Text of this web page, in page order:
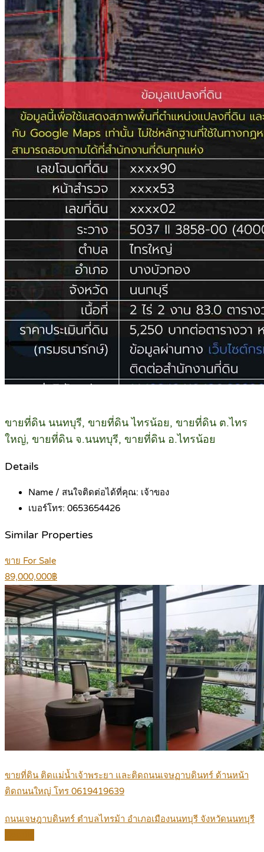
ขายที่ดิน นนทบุรี, ขายที่ดิน ไทรน้อย, ขายที่ดิน ต.ไทร
ใหญ่, ขายที่ดิน จ.นนทบุรี, ขายที่ดิน อ.ไทรน้อย
Details
Name / สนใจติดต่อได้ที่คุณ: เจ้าของ
เบอร์โทร: 0653654426
Similar Properties
ขาย For Sale
89,000,000฿
ขายที่ดิน ติดแม่น้ำเจ้าพระยา และติดถนนเจษฏาบดินทร์ ด้านหน้า
ติดถนนใหญ่ โทร 0619419639
ถนนเจษฎาบดินทร์ ตำบลไทรม้า อำเภอเมืองนนทบุรี จังหวัดนนทบุรี